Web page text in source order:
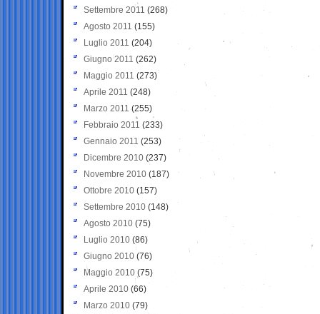
Settembre 2011 (268)
Agosto 2011 (155)
Luglio 2011 (204)
Giugno 2011 (262)
Maggio 2011 (273)
Aprile 2011 (248)
Marzo 2011 (255)
Febbraio 2011 (233)
Gennaio 2011 (253)
Dicembre 2010 (237)
Novembre 2010 (187)
Ottobre 2010 (157)
Settembre 2010 (148)
Agosto 2010 (75)
Luglio 2010 (86)
Giugno 2010 (76)
Maggio 2010 (75)
Aprile 2010 (66)
Marzo 2010 (79)